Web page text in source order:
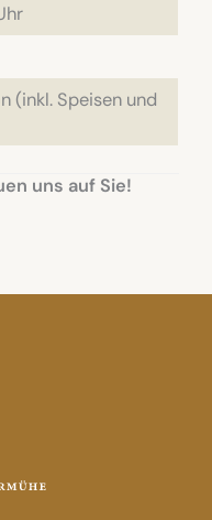
(inkl. Speisen und
uns auf Sie!